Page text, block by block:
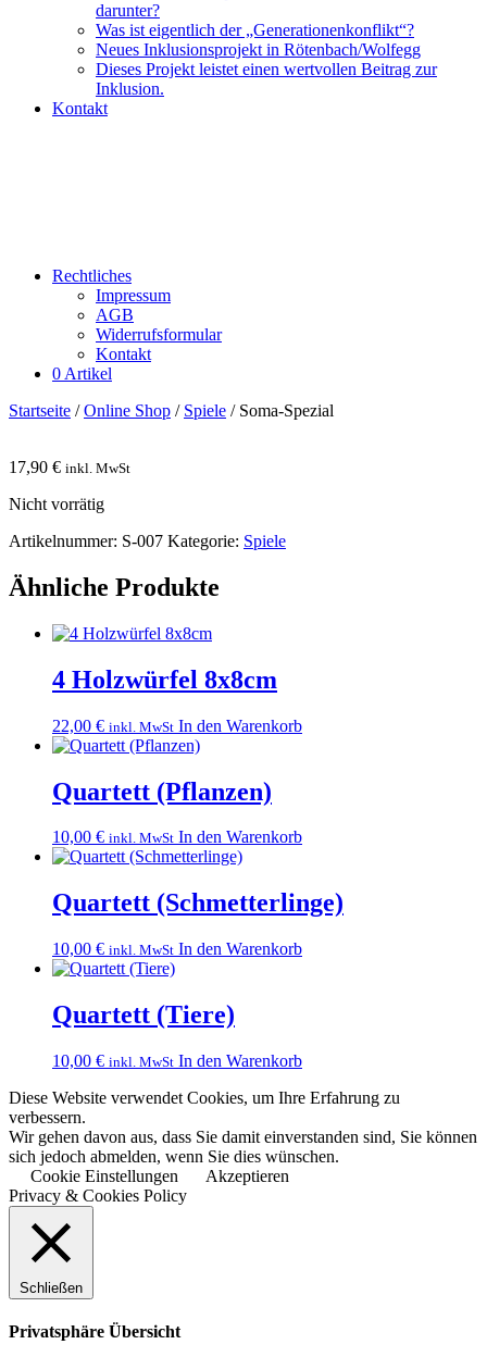
darunter?
Was ist eigentlich der „Generationenkonflikt“?
Neues Inklusionsprojekt in Rötenbach/Wolfegg
Dieses Projekt leistet einen wertvollen Beitrag zur
Inklusion.
Kontakt
Rechtliches
Impressum
AGB
Widerrufsformular
Kontakt
0 Artikel
Startseite /Online Shop / Spiele / Soma-Spezial
17,90 € inkl. MwSt
Nicht vorrätig
Artikelnummer: S-007 Kategorie: Spiele
Ähnliche Produkte
4 Holzwürfel 8x8cm
22,00 € inkl. MwSt In den Warenkorb
Quartett (Pflanzen)
10,00 € inkl. MwSt In den Warenkorb
Quartett (Schmetterlinge)
10,00 € inkl. MwSt In den Warenkorb
Quartett (Tiere)
10,00 € inkl. MwSt In den Warenkorb
Diese Website verwendet Cookies, um Ihre Erfahrung zu
verbessern.
Wir gehen davon aus, dass Sie damit einverstanden sind, Sie können
sich jedoch abmelden, wenn Sie dies wünschen.
Cookie Einstellungen
Akzeptieren
Privacy & Cookies Policy
Schließen
Privatsphäre Übersicht